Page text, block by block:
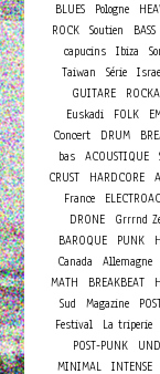
BLUES Pologne
ROCK Soutien BASS
capucins Ibiza
Taiwan
Série
GUITARE
Euskadi
FOLK
Concert DRUM
bas
ACOUSTIQUE
CRUST
HARDCORE
France
DRONE
Grrrnd
BAROQUE
PUNK
Canada
Allemagne
MATH
BREAKBEAT
Sud
Magazine
Festival
La triperie
POST-PUNK
MINIMAL INTENSE